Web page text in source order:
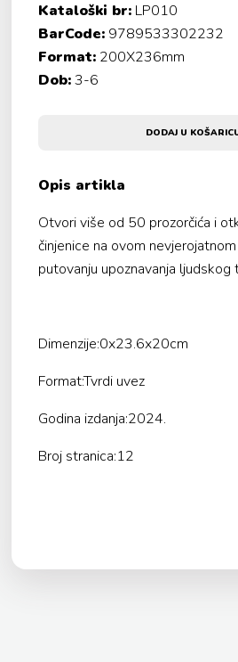
Kataloški br: LP010
BarCode: 9789533302232
Format: 200X236mm
Dob:3-6
DODAJ U
Opis artikla
Otvori više od 50 prozorčića i
činjenice na ovom
putovanju upoznavanja ljudskog
Dimenzije:0x23.6x20cm
Format:Tvrdi uvez
Godina izdanja:2024.
Broj stranica:12